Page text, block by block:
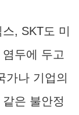
, SKT도 미
두에 두고
가나 기업의
은 불안정